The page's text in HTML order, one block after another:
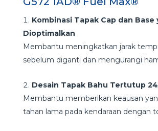
Kombinasi Tapak Cap dan Base
Dioptimalkan
Membantu meningkatkan jarak
sebelum diganti dan mengurangi
Desain Tapak Bahu Tertutup
Membantu memberikan keausan
tahan lama pada kendaraan dengan